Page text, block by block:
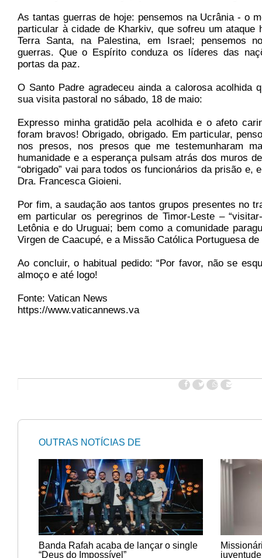
As tantas guerras de hoje: pensemos na Ucrânia - o
particular à cidade de Kharkiv, que sofreu um ataque
Terra Santa, na Palestina, em Israel; pensemos
guerras. Que o Espírito conduza os líderes das
portas da paz.
O Santo Padre agradeceu ainda a calorosa acolhida
sua visita pastoral no sábado, 18 de maio:
Expresso minha gratidão pela acolhida e o afeto
foram bravos! Obrigado, obrigado. Em particular,
nos presos, nos presos que me testemunharam
humanidade e a esperança pulsam atrás dos muros
“obrigado” vai para todos os funcionários da prisão e,
Dra. Francesca Gioieni.
Por fim, a saudação aos tantos grupos presentes no
em particular os peregrinos de Timor-Leste –
Letônia e do Uruguai; bem como a comunidade
Virgen de Caacupé, e a Missão Católica Portuguesa de
Ao concluir, o habitual pedido: “Por favor, não se
almoço e até logo!
Fonte: Vatican News
https://www.vaticannews.va
OUTRAS NOTÍCIAS DE
Banda Rafah acaba de lançar o single
“Deus do Impossível”